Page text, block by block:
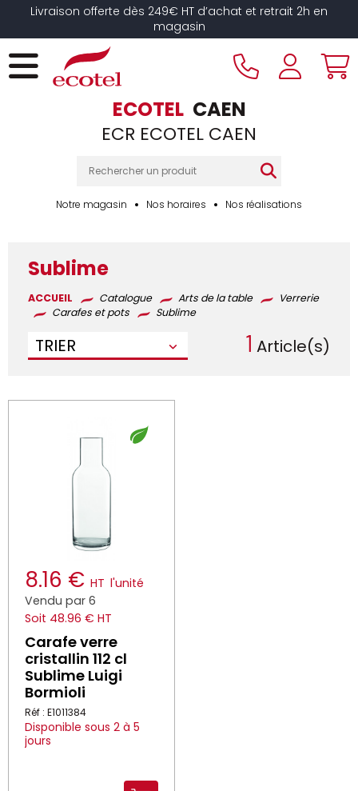
Livraison offerte dès 249€ HT d’achat et retrait 2h en
magasin
ECOTEL CAEN
ECR ECOTEL CAEN
Notre magasin Nos horaires Nos réalisations
Sublime
ACCUEIL Catalogue Arts de la table
Verrerie
Carafes et pots
Sublime
TRIER 1 Article(s)
8.16 € HT l'unité
Vendu par 6
Soit 48.96 € HT
Carafe verre
cristallin 112 cl
Sublime Luigi
Bormioli
Réf : E1011384
Disponible sous 2 à 5
jours
Panneau de gestion des cookies